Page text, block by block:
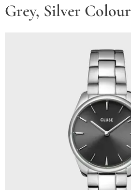
Grey, Silver Colour